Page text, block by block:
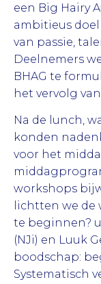
een Big Hairy
ambitieus
van passie,
Deelnemers
BHAG te
het vervolg
Na de lunch,
konden
voor het
workshops
lichtten we de
te beginnen?
(NJi) en Luuk
boodschap:
Systematisch